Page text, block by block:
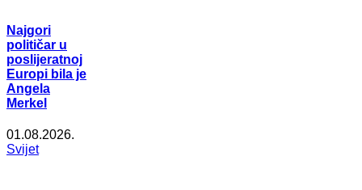
Najgori
političar u
poslijeratnoj
Europi bila je
Angela
Merkel
01.08.2026.
Svijet